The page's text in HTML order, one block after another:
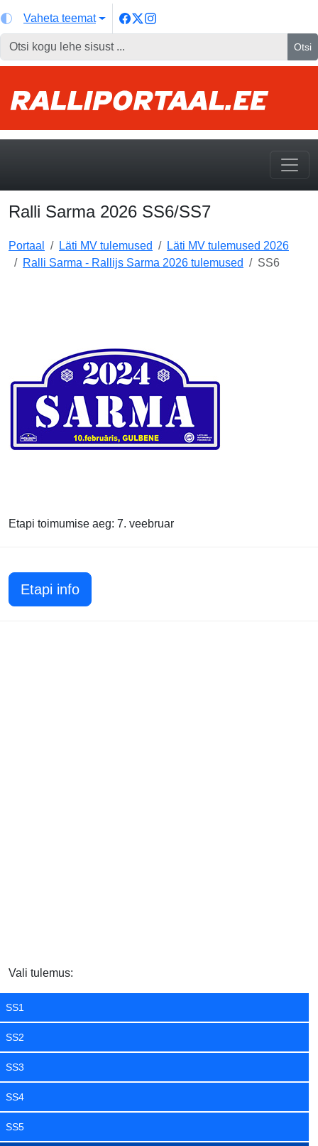
Vaheta teemat
Otsi
Ralli Sarma 2026 SS6/SS7
Portaal Läti MV tulemused
Läti MV tulemused 2026
Ralli Sarma - Rallijs Sarma 2026 tulemused
SS6
Etapi toimumise aeg: 7. veebruar
Etapi info
Vali tulemus:
SS1
SS2
SS3
SS4
SS5